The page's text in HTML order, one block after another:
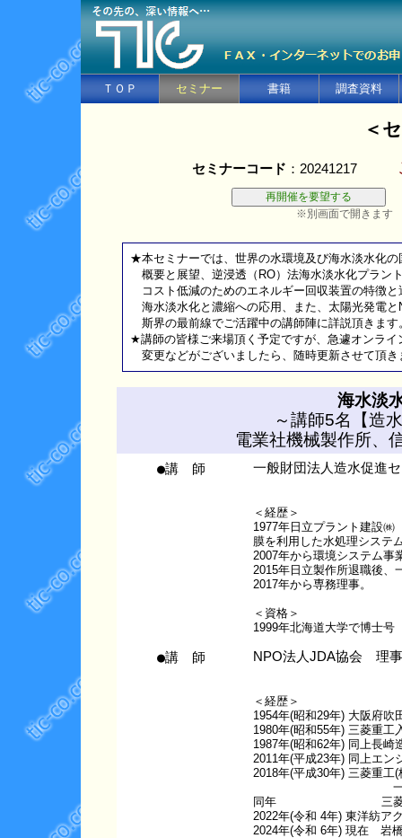
ＴＯＰ セミナー 書籍 調査資料
＜
セミナーコード ：20241217
※別画面で開きます
★本セミナーでは、世界の水環境及び海水淡水化
概要と展望、逆浸透（RO）法海水淡水化プラン
コスト低減のためのエネルギー回収装置の特徴
海水淡水化と濃縮への応用、また、太陽光発電
斯界の最前線でご活躍中の講師陣に詳説頂きます
★講師の皆様ご来場頂く予定ですが、急遽オンラ
変更などがございましたら、随時更新させて頂
海水淡
～講師5名【造
電業社機械製作所、
●講 師 一般財団法人造水促進
＜経歴＞
1977年日立プラント建設㈱
膜を利用した水処理システ
2007年から環境システム事
2015年日立製作所退職後、
2017年から専務理事。
＜資格＞
1999年北海道大学で博士号
●講 師 NPO法人JDA協会 理
＜経歴＞
1954年(昭和29年) 大阪府吹
1980年(昭和55年) 三菱重工
1987年(昭和62年) 同上長崎
2011年(平成23年) 同上エン
2018年(平成30年) 三菱重工
一貫して海水
同年 三菱商事(MC)
2022年(令和 4年) 東洋紡ア
2024年(令和 6年) 現在 岩